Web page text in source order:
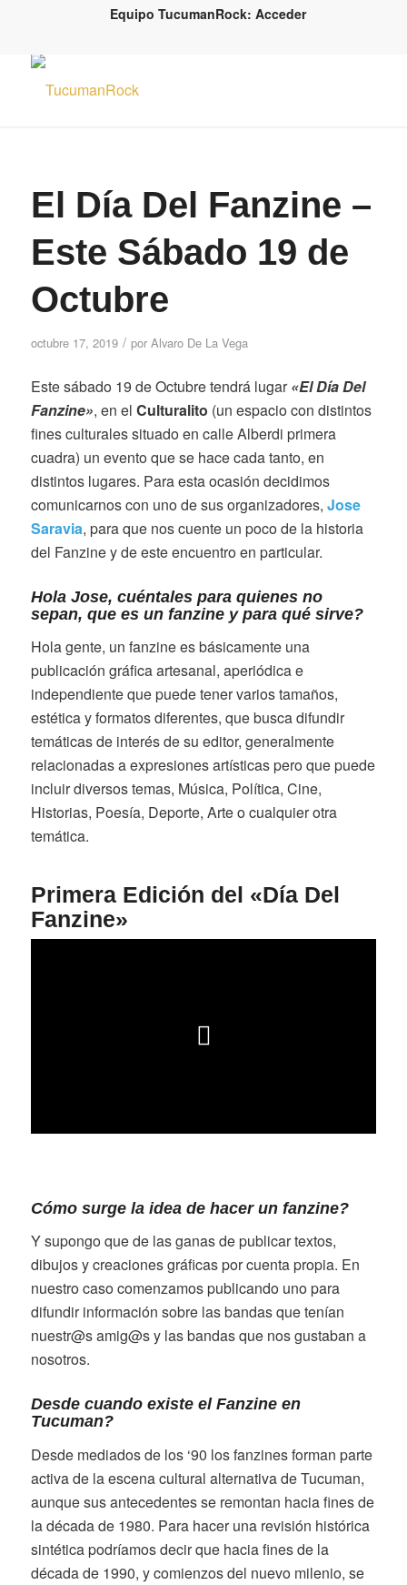
Equipo TucumanRock: Acceder
El Día Del Fanzine –
Este Sábado 19 de
Octubre
octubre 17, 2019 / por Alvaro De La Vega
Este sábado 19 de Octubre tendrá lugar«El Día Del
Fanzine», en el Culturalito (un espacio con distintos
fines culturales situado en calle Alberdi primera
cuadra) un evento que se hace cada tanto, en
distintos lugares. Para esta ocasión decidimos
comunicarnos con uno de sus organizadores, Jose
Saravia, para que nos cuente un poco de la historia
del Fanzine y de este encuentro en particular.
Hola Jose, cuéntales para quienes no
sepan, que es un fanzine y para qué sirve?
Hola gente, un fanzine es básicamente una
publicación gráfica artesanal, aperiódica e
independiente que puede tener varios tamaños,
estética y formatos diferentes, que busca difundir
temáticas de interés de su editor, generalmente
relacionadas a expresiones artísticas pero que puede
incluir diversos temas, Música, Política, Cine,
Historias, Poesía, Deporte, Arte o cualquier otra
temática.
Primera Edición del «Día Del
Fanzine»
Cómo surge la idea de hacer un fanzine?
Y supongo que de las ganas de publicar textos,
dibujos y creaciones gráficas por cuenta propia. En
nuestro caso comenzamos publicando uno para
difundir información sobre las bandas que tenían
nuestr@s amig@s y las bandas que nos gustaban a
nosotros.
Desde cuando existe el Fanzine en
Tucuman?
Desde mediados de los ‘90 los fanzines forman parte
activa de la escena cultural alternativa de Tucuman,
aunque sus antecedentes se remontan hacia fines de
la década de 1980. Para hacer una revisión histórica
sintética podríamos decir que hacia fines de la
década de 1990, y comienzos del nuevo milenio, se